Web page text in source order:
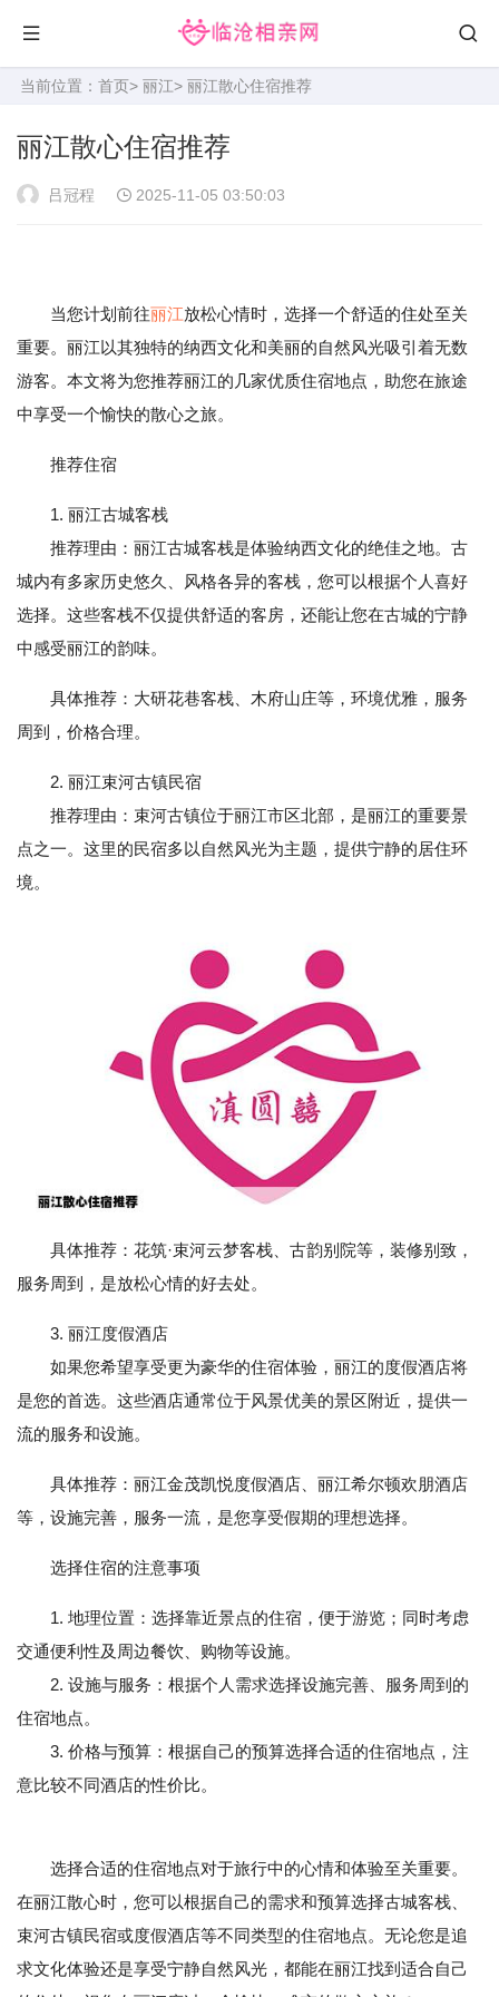
当前位置： 首页> 丽江> 丽江散心住宿推荐
丽江散心住宿推荐
吕冠程 2025-11-05 03:50:03
当您计划前往丽江放松心情时，选择一个舒适的住处至关
重要。丽江以其独特的纳西文化和美丽的自然风光吸引着无数
游客。本文将为您推荐丽江的几家优质住宿地点，助您在旅途
中享受一个愉快的散心之旅。
推荐住宿
1. 丽江古城客栈
推荐理由：丽江古城客栈是体验纳西文化的绝佳之地。古
城内有多家历史悠久、风格各异的客栈，您可以根据个人喜好
选择。这些客栈不仅提供舒适的客房，还能让您在古城的宁静
中感受丽江的韵味。
具体推荐：大研花巷客栈、木府山庄等，环境优雅，服务
周到，价格合理。
2. 丽江束河古镇民宿
推荐理由：束河古镇位于丽江市区北部，是丽江的重要景
点之一。这里的民宿多以自然风光为主题，提供宁静的居住环
境。
具体推荐：花筑·束河云梦客栈、古韵别院等，装修别致，
服务周到，是放松心情的好去处。
3. 丽江度假酒店
如果您希望享受更为豪华的住宿体验，丽江的度假酒店将
是您的首选。这些酒店通常位于风景优美的景区附近，提供一
流的服务和设施。
具体推荐：丽江金茂凯悦度假酒店、丽江希尔顿欢朋酒店
等，设施完善，服务一流，是您享受假期的理想选择。
选择住宿的注意事项
1. 地理位置：选择靠近景点的住宿，便于游览；同时考虑
交通便利性及周边餐饮、购物等设施。
2. 设施与服务：根据个人需求选择设施完善、服务周到的
住宿地点。
3. 价格与预算：根据自己的预算选择合适的住宿地点，注
意比较不同酒店的性价比。
选择合适的住宿地点对于旅行中的心情和体验至关重要。
在丽江散心时，您可以根据自己的需求和预算选择古城客栈、
束河古镇民宿或度假酒店等不同类型的住宿地点。无论您是追
求文化体验还是享受宁静自然风光，都能在丽江找到适合自己